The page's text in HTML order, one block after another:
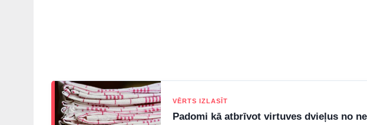
VĒRTS IZLASĪT
Padomi kā atbrīvot virtuves dvieļus no